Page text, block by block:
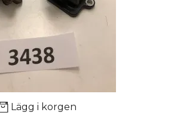
Lägg i korgen